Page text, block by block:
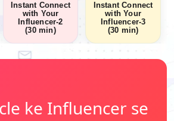
Instant Connect
with Your
Influencer-2
(30 min)
Rs.749
Instant Connect
with Your
Influencer-3
(30 min)
ke Influencer se